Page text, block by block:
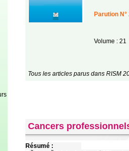
Parution N°
Volume : 21
Tous les articles parus dans RISM
Cancers
Résumé :